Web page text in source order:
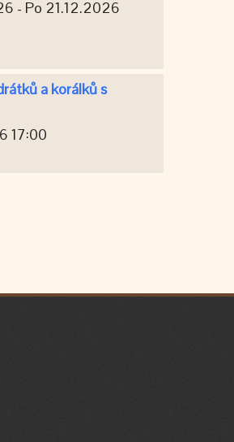
- Po 21.12.2026
a korálků s
17:00